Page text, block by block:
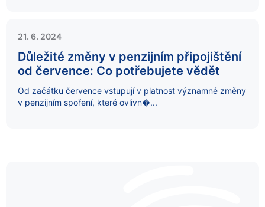
21. 6. 2024
Důležité změny v penzijním připojištění
od července: Co potřebujete vědět
Od začátku července vstupují v platnost významné změny
v penzijním spoření, které ovlivn�...